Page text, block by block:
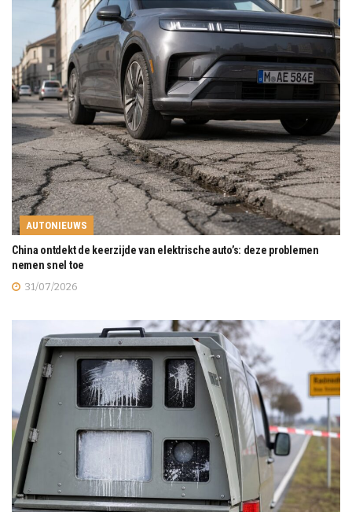
AUTONIEUWS
China ontdekt de keerzijde van elektrische auto’s: deze problemen
nemen snel toe
31/07/2026